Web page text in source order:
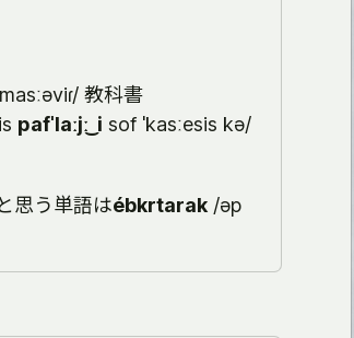
教科書
pafˈlaːjː ͜ i sof ˈkasːesis kə/
思う単語はébkrtarak /əp